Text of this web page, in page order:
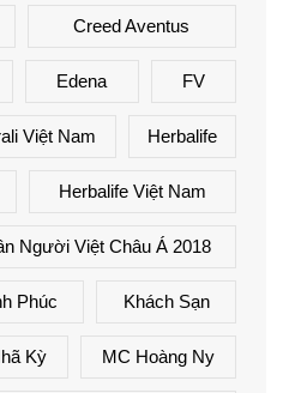
Creed Aventus
Edena FV
Việt Nam Herbalife
Herbalife Việt Nam
Người Việt Châu Á 2018
Phúc Khách Sạn
Kỳ MC Hoàng Ny